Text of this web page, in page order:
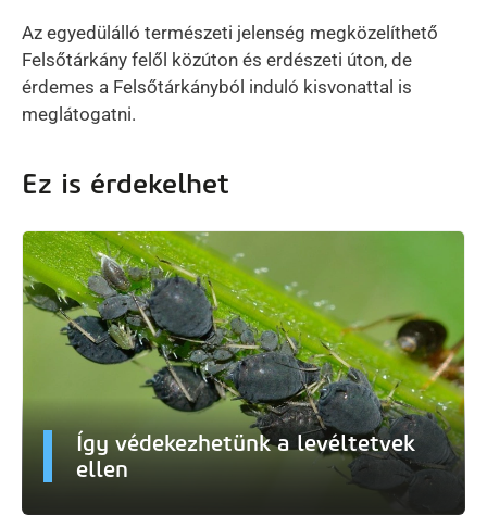
Az egyedülálló természeti jelenség megközelíthető
Felsőtárkány felől közúton és erdészeti úton, de
érdemes a Felsőtárkányból induló kisvonattal is
meglátogatni.
Ez is érdekelhet
Így védekezhetünk a levéltetvek
ellen